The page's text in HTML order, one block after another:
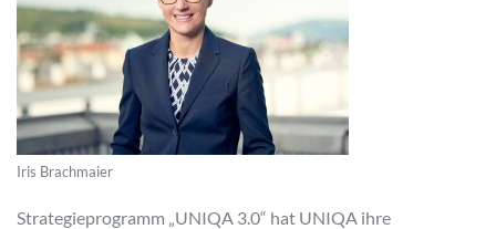
Iris Brachmaier
Strategieprogramm „UNIQA 3.0“ hat UNIQA ihre